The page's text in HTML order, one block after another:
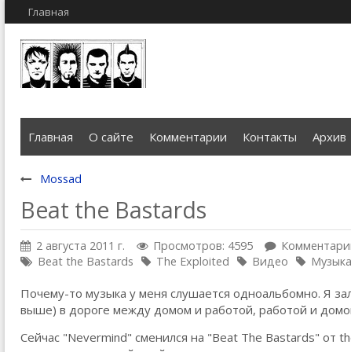
Главная
Главная О сайте Комментарии Контакты Архив
Mossad
Beat the Bastards
2 августа 2011 г. Просмотров: 4595
Beat the Bastards
The Exploited Видео Музыка
Почему-то музыка у меня слушается одноальбомно. Я
выше) в дороге между домом и работой, работой и
Сейчас "Nevermind" сменился на "Beat The Bastards" от